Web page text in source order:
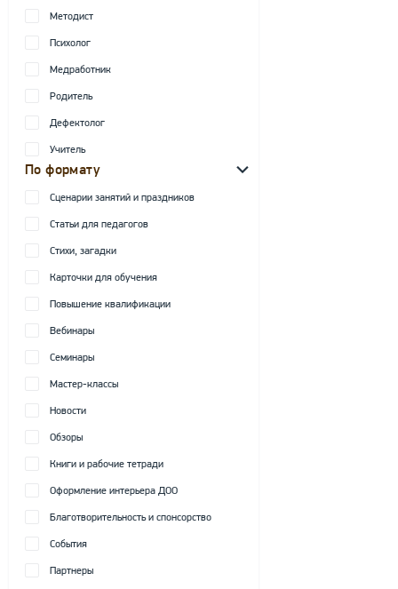
Методист
Психолог
Медработник
Родитель
Дефектолог
Учитель
По формату
Сценарии занятий и праздников
Статьи для педагогов
Стихи, загадки
Карточки для обучения
Повышение квалификации
Вебинары
Семинары
Мастер-классы
Новости
Обзоры
Книги и рабочие тетради
Оформление интерьера ДОО
Благотворительность и спонсорство
События
Партнеры